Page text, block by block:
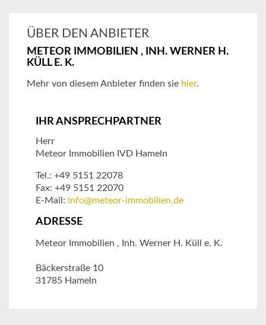
ÜBER DEN ANBIETER
METEOR IMMOBILIEN , INH. WERNER H.
KÜLL E. K.
Mehr von diesem Anbieter finden sie hier.
IHR ANSPRECHPARTNER
Herr
Meteor Immobilien IVD Hameln
Tel.: +49 5151 22078
Fax: +49 5151 22070
E-Mail: info@meteor-immobilien.de
ADRESSE
Meteor Immobilien , Inh. Werner H. Küll e. K.
Bäckerstraße 10
31785 Hameln